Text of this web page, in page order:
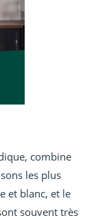
combine
les plus
et blanc, et le
souvent très